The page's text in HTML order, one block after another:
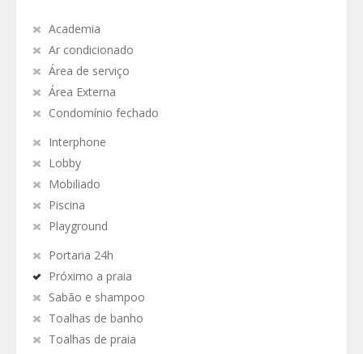
Academia
Ar condicionado
Área de serviço
Área Externa
Condomínio fechado
Interphone
Lobby
Mobiliado
Piscina
Playground
Portaria 24h
Próximo a praia
Sabão e shampoo
Toalhas de banho
Toalhas de praia